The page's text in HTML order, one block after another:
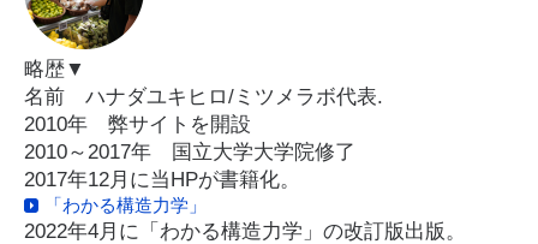
略歴▼
名前 ハナダユキヒロ/ミツメラボ代表.
2010年 弊サイトを開設
2010～2017年 国立大学大学院修了
2017年12月に当HPが書籍化。
「わかる構造力学」
2022年4月に「わかる構造力学」の改訂版出版。